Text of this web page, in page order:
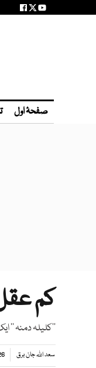
صفحۂ اول
کم
’’کلیلہ دمنہ
سعد اللہ جان برق